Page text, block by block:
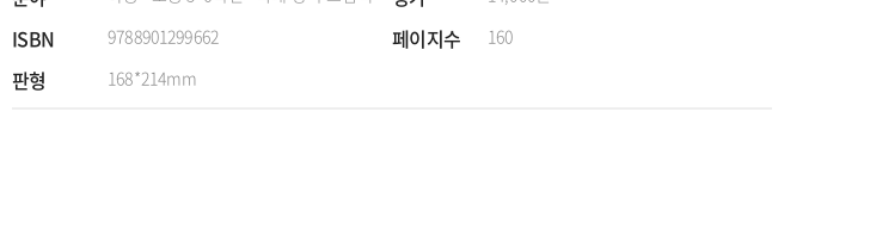
ISBN 9788901299662 페이지수 160
판형 168*214mm